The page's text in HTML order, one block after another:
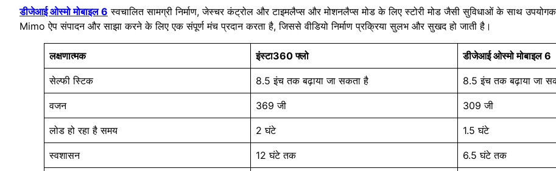
डीजेआई ओस्मो मोबाइल 6 स्वचालित सामग्री निर्माण, जेस्चर कंट्रोल और टाइमलैप्स और मोशनलैप्स मोड के लिए स्टोरी मोड जैसी सुविधाओं के साथ
Mimo ऐप संपादन और साझा करने के लिए एक संपूर्ण मंच प्रदान करता है, जिससे वीडियो निर्माण प्रक्रिया सुलभ और सुखद हो जाती है।
लक्षणात्‍मक इंस्टा360 फ्लो डीजेआई ओस्मो मोबाइल 6
सेल्फी स्टिक 8.5 इंच तक बढ़ाया जा सकता है 8.5 इंच तक बढ़ाया जा
वजन 369 जी 309 जी
लोड हो रहा है समय 2 घंटे 1.5 घंटे
स्‍वशासन 12 घंटे तक 6.5 घंटे तक